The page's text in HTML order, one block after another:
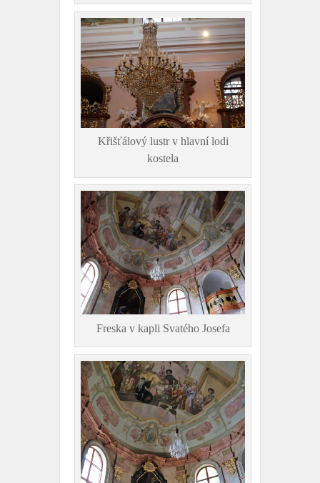
Křišťálový lustr v hlavní lodi
kostela
Freska v kapli Svatého Josefa